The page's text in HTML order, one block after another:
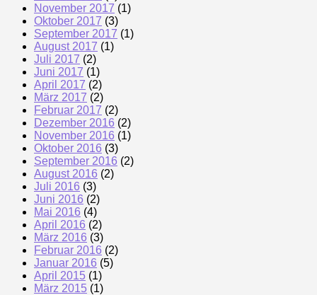
November 2017 (1)
Oktober 2017 (3)
September 2017 (1)
August 2017 (1)
Juli 2017 (2)
Juni 2017 (1)
April 2017 (2)
März 2017 (2)
Februar 2017 (2)
Dezember 2016 (2)
November 2016 (1)
Oktober 2016 (3)
September 2016 (2)
August 2016 (2)
Juli 2016 (3)
Juni 2016 (2)
Mai 2016 (4)
April 2016 (2)
März 2016 (3)
Februar 2016 (2)
Januar 2016 (5)
April 2015 (1)
März 2015 (1)